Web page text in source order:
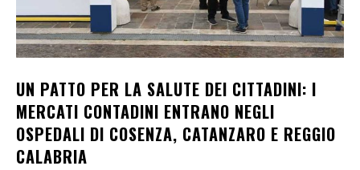
UN PATTO PER LA SALUTE DEI CITTADINI: I
MERCATI CONTADINI ENTRANO NEGLI
OSPEDALI DI COSENZA, CATANZARO E REGGIO
CALABRIA